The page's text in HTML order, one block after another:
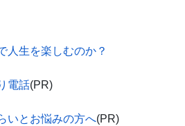
人生を楽しむのか？
電話(PR)
いとお悩みの方へ(PR)